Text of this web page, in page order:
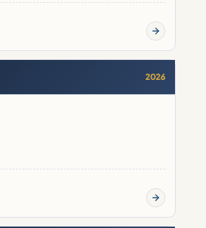
2026